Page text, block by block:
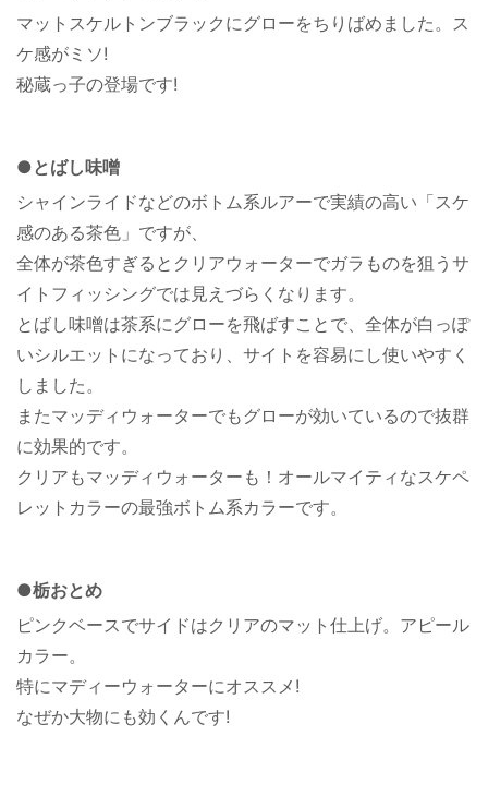
マットスケルトンブラックにグローをちりばめました。ス
ケ感がミソ!
秘蔵っ子の登場です!
●とばし味噌
シャインライドなどのボトム系ルアーで実績の高い「スケ
感のある茶色」ですが、
全体が茶色すぎるとクリアウォーターでガラものを狙うサ
イトフィッシングでは見えづらくなります。
とばし味噌は茶系にグローを飛ばすことで、全体が白っぽ
いシルエットになっており、サイトを容易にし使いやすく
しました。
またマッディウォーターでもグローが効いているので抜群
に効果的です。
クリアもマッディウォーターも！オールマイティなスケペ
レットカラーの最強ボトム系カラーです。
●栃おとめ
ピンクベースでサイドはクリアのマット仕上げ。アピール
カラー。
特にマディーウォーターにオススメ!
なぜか大物にも効くんです!